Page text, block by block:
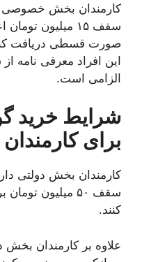
کارمندان بخش خصوصی
سقف ۱۵ میلیون
صورت قسطی دریافت
این افراد معرفی
الزامی است.
شرایط
برای
کارمندان بخش دولتی
سقف ۵۰ میلیون
کنند.
علاوه بر کارمندان